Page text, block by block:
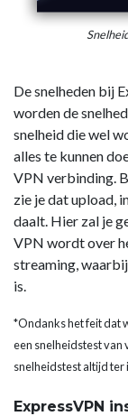
De snelheden bij
worden de
snelheid die wel
alles te kunnen
VPN verbinding.
zie je dat upload,
daalt. Hier zal je
VPN wordt over
streaming,
is.
*Ondanks het feit dat
een snelheidstest van
snelheidstest altijd ter
ExpressVPN